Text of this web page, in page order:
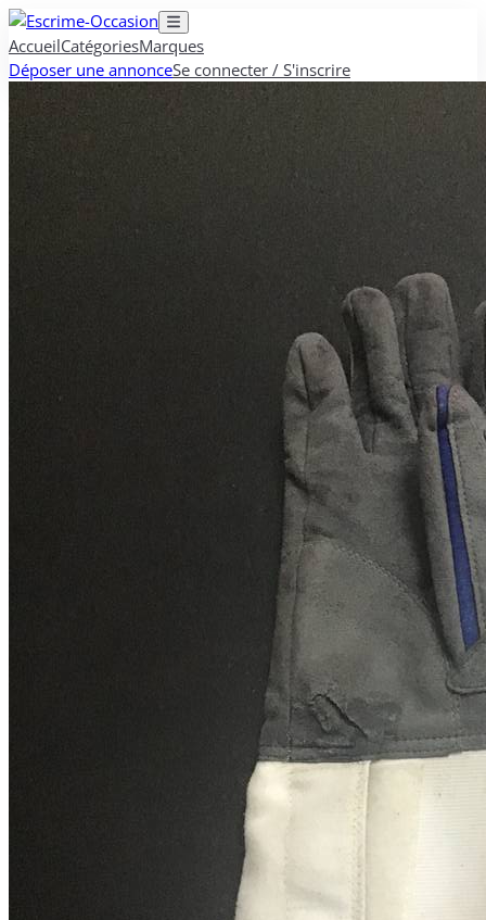
AccueilCatégoriesMarques
Déposer une annonceSe connecter / S'inscrire